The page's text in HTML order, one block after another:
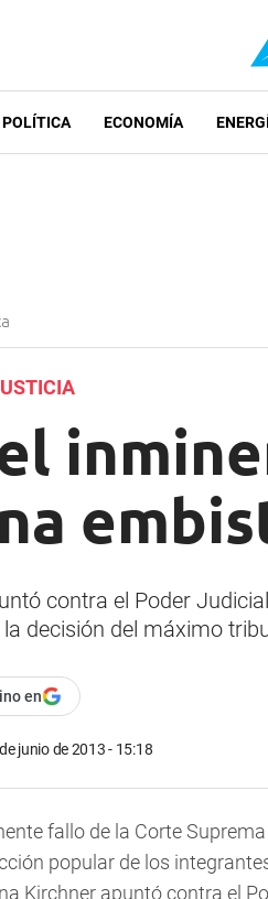
POLÍTICA ECONOMÍA
contra el Poder
decisión del máximo
en
junio de 2013 - 15:18
fallo de la Corte
popular de los
Kirchner apuntó contra el